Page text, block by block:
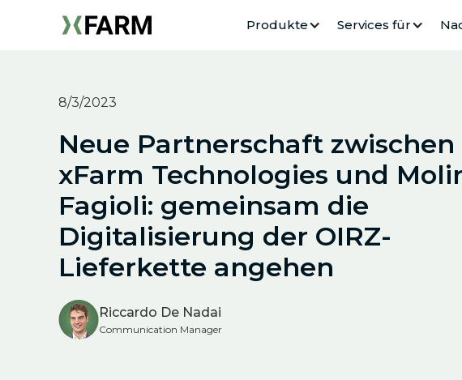
Produkte Services für
8/3/2023
Neue Partnerschaft zwischen
xFarm Technologies und
Fagioli: gemeinsam die
Digitalisierung der OIRZ-
Lieferkette angehen
Riccardo De Nadai
Communication Manager